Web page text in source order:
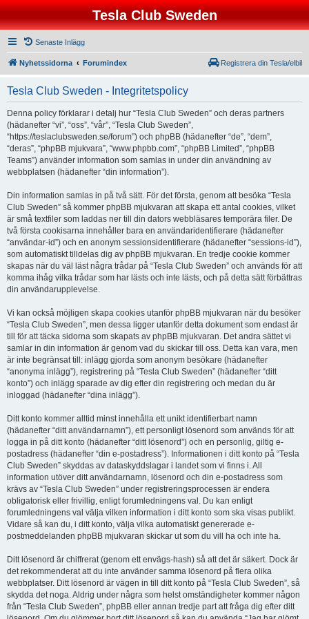
Tesla Club Sweden
Senaste Inlägg
Nyhetssidorna Forumindex Registrera din Tesla/elbil
Tesla Club Sweden - Integritetspolicy
Denna policy förklarar i detalj hur “Tesla Club Sweden” och deras partners
(hädanefter “vi”, “oss”, “vår”, “Tesla Club Sweden”,
“https://teslaclubsweden.se/forum”) och phpBB (hädanefter “de”, “dem”,
“deras”, “phpBB mjukvara”, “www.phpbb.com”, “phpBB Limited”, “phpBB
Teams”) använder information som samlas in under din användning av
webbplatsen (hädanefter “din information”).
Din information samlas in på två sätt. För det första, genom att besöka “Tesla
Club Sweden” så kommer phpBB mjukvaran att skapa ett antal cookies, vilket
är små textfiler som laddas ner till din dators webbläsares temporära filer. De
två första cookisarna innehåller bara en användaridentifierare (hädanefter
“användar-id”) och en anonym sessionsidentifierare (hädanefter “sessions-id”),
som automatiskt tilldelas dig av phpBB mjukvaran. En tredje cookie kommer
skapas när du väl läst några trådar på “Tesla Club Sweden” och används för att
komma ihåg vilka trådar som har lästs och inte lästs, och på detta sätt förbättras
din användarupplevelse.
Vi kan också möjligen skapa cookies utanför phpBB mjukvaran när du besöker
“Tesla Club Sweden”, men dessa ligger utanför detta dokument som endast är
till för att täcka sidorna som skapats av phpBB mjukvaran. Det andra sättet vi
samlar in din information är genom vad du skickar till oss. Detta kan vara, men
är inte begränsat till: inlägg gjorda som anonym besökare (hädanefter
“anonyma inlägg”), registrering på “Tesla Club Sweden” (hädanefter “ditt
konto”) och inlägg sparade av dig efter din registrering och medan du är
inloggad (hädanefter “dina inlägg”).
Ditt konto kommer alltid minst innehålla ett unikt identifierbart namn
(hädanefter “ditt användarnamn”), ett personligt lösenord som används för att
logga in på ditt konto (hädanefter “ditt lösenord”) och en personlig, giltig e-
postadress (hädanefter “din e-postadress”). Informationen i ditt konto på “Tesla
Club Sweden” skyddas av dataskyddslagar i landet som vi finns i. All
information utöver ditt användarnamn, lösenord och din e-postadress som
krävs av “Tesla Club Sweden” under registreringsprocessen är endera
obligatorisk eller frivillig, enligt forumledningens val. Du kan enligt
forumledningens val välja vilken information i ditt konto som ska visas publikt.
Vidare så kan du, i ditt konto, välja vilka automatiskt genererade e-
postmeddelanden phpBB mjukvaran skickar ut som du vill ha och inte ha.
Ditt lösenord är chiffrerat (genom ett envägs-hash) så att det är säkert. Dock är
det rekommenderat att du inte använder samma lösenord på flera olika
webbplatser. Ditt lösenord är vägen in till ditt konto på “Tesla Club Sweden”, så
skydda det noga. Aldrig under några som helst omständigheter kommer någon
från “Tesla Club Sweden”, phpBB eller annan tredje part att fråga dig efter ditt